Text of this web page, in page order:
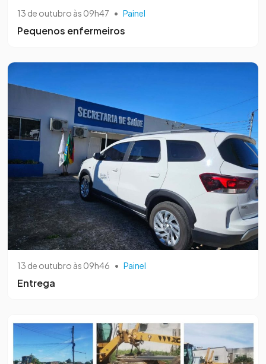
13 de outubro às 09h47 • Painel
Pequenos enfermeiros
13 de outubro às 09h46 • Painel
Entrega